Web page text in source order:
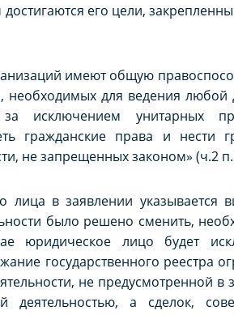
его цели,
имеют общую
необходимых для ведения
за исключением унитарных
гражданские права и нести
не запрещенных законом» (ч.2
в заявлении указывается
было решено сменить,
юридическое лицо будет
государственного реестра
не предусмотренной в
деятельностью, а сделок,